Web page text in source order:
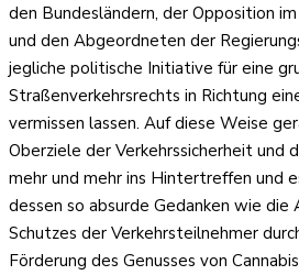
den Bundesländern, der Opposition
und den Abgeordneten der
jegliche politische Initiative für eine
Straßenverkehrsrechts in Richtung
vermissen lassen. Auf diese Weise
Oberziele der Verkehrssicherheit und
mehr und mehr ins Hintertreffen und
dessen so absurde Gedanken wie die
Schutzes der Verkehrsteilnehmer
Förderung des Genusses von